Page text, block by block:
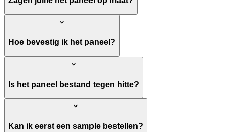
Hoe bevestig ik het paneel?
Is het paneel bestand tegen hitte?
Kan ik eerst een sample bestellen?